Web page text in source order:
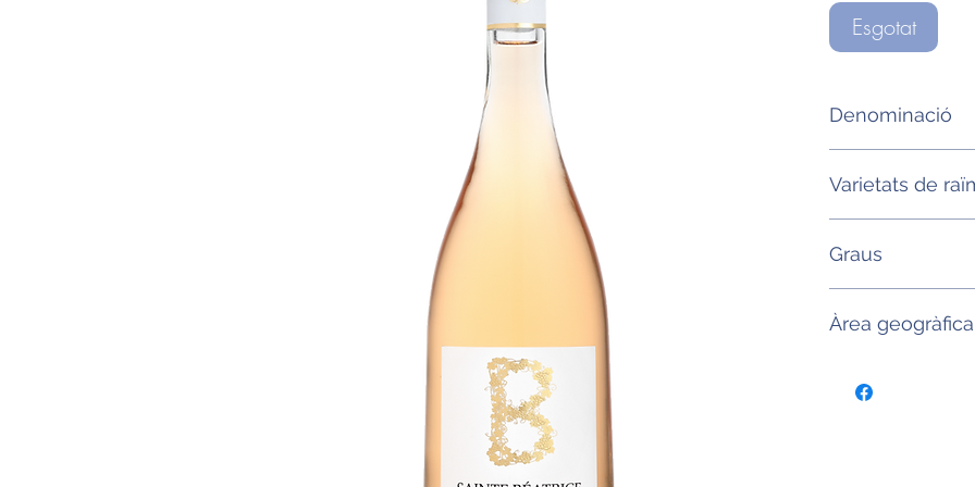
Esgotat
Denominació
Varietats de
Graus
Àrea geogràfica